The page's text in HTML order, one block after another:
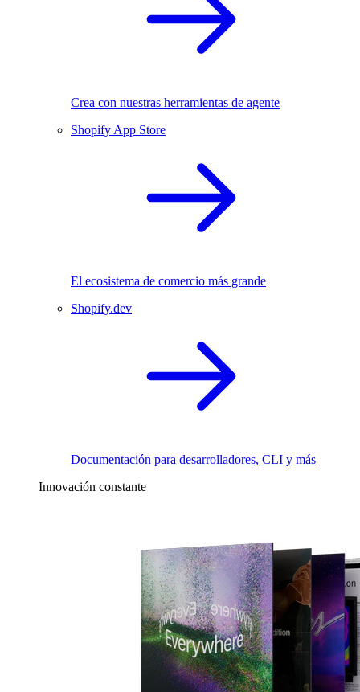
Crea con nuestras herramientas de agente
Shopify App Store
El ecosistema de comercio más grande
Shopify.dev
Documentación para desarrolladores, CLI y más
Innovación constante